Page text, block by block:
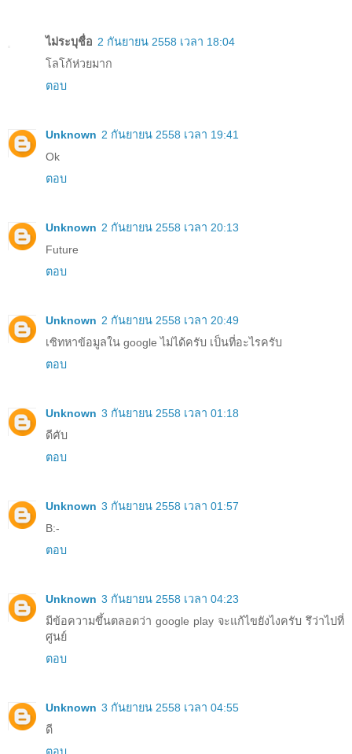
ไม่ระบุชื่อ 2 กันยายน 2558 เวลา 18:04
โลโก้ห่วยมาก
ตอบ
Unknown 2 กันยายน 2558 เวลา 19:41
Ok
ตอบ
Unknown 2 กันยายน 2558 เวลา 20:13
Future
ตอบ
Unknown 2 กันยายน 2558 เวลา 20:49
เซิทหาข้อมูลใน google ไม่ได้ครับ เป็นที่อะไรครับ
ตอบ
Unknown 3 กันยายน 2558 เวลา 01:18
ดีคับ
ตอบ
Unknown 3 กันยายน 2558 เวลา 01:57
B:-
ตอบ
Unknown 3 กันยายน 2558 เวลา 04:23
มีข้อความขึ้นตลอดว่า google play จะแก้ไขยังไงครับ รึว่าไปที่
ศูนย์
ตอบ
Unknown 3 กันยายน 2558 เวลา 04:55
ดี